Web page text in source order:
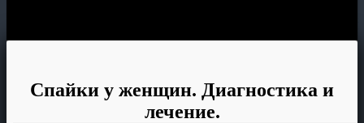
Спайки у женщин. Диагностика и
лечение.